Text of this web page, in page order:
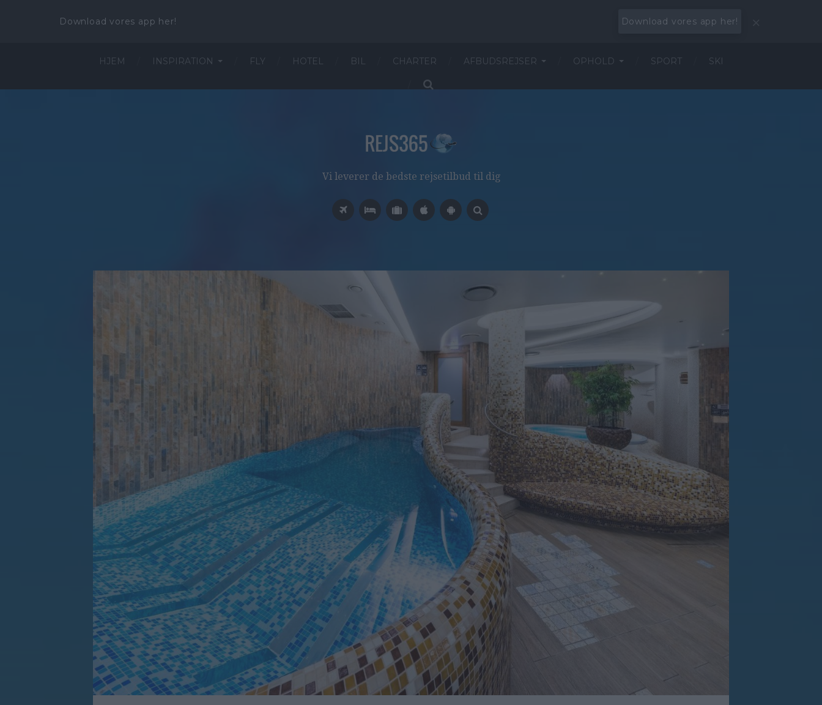
Download vores app her! Download vores app her!
HJEM INSPIRATION FLY HOTEL BIL CHARTER AFBUDSREJSER OPHOLD SPORT SKI
Vi leverer de bedste rejsetilbud til dig